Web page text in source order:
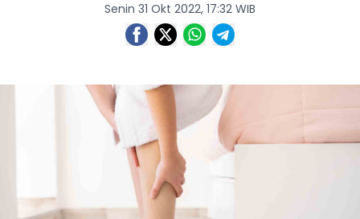
Senin 31 Okt 2022, 17:32 WIB